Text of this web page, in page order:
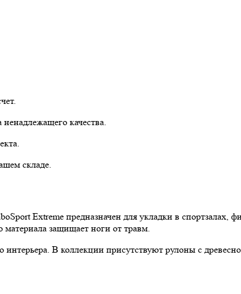
ненадлежащего качества.
складе.
Extreme предназначен для укладки в спортзалах,
защищает ноги от травм.
В коллекции присутствуют рулоны с